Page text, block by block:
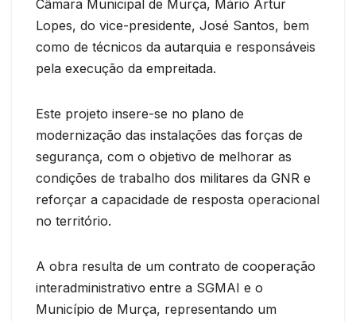
Câmara Municipal de Murça, Mário Artur
Lopes, do vice-presidente, José Santos, bem
como de técnicos da autarquia e responsáveis
pela execução da empreitada.
Este projeto insere-se no plano de
modernização das instalações das forças de
segurança, com o objetivo de melhorar as
condições de trabalho dos militares da GNR e
reforçar a capacidade de resposta operacional
no território.
A obra resulta de um contrato de cooperação
interadministrativo entre a SGMAI e o
Município de Murça, representando um